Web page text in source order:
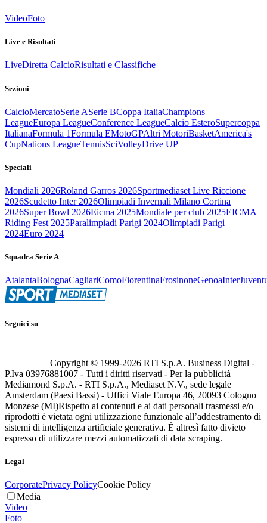
VideoFoto
Live e Risultati
LiveDiretta CalcioRisultati e Classifiche
Sezioni
CalcioMercatoSerie ASerie BCoppa ItaliaChampions
LeagueEuropa LeagueConference LeagueCalcio EsteroSupercoppa
ItalianaFormula 1Formula EMotoGPAltri MotoriBasketAmerica's
CupNations LeagueTennisSciVolleyDrive UP
Speciali
Mondiali 2026Roland Garros 2026Sportmediaset Live Riccione
2026Scudetto Inter 2026Olimpiadi Invernali Milano Cortina
2026Super Bowl 2026Eicma 2025Mondiale per club 2025EICMA
Riding Fest 2025Paralimpiadi Parigi 2024Olimpiadi Parigi
2024Euro 2024
Squadra Serie A
AtalantaBolognaCagliariComoFiorentinaFrosinoneGenoaInter
Seguici su
Copyright © 1999-2026 RTI S.p.A. Business Digital -
P.Iva 03976881007 - Tutti i diritti riservati - Per la pubblicità
Mediamond S.p.A. - RTI S.p.A., Mediaset N.V., sede legale
Amsterdam (Paesi Bassi) - Uffici Viale Europa 46, 20093 Cologno
Monzese (MI)Rispetto ai contenuti e ai dati personali trasmessi e/o
riprodotti è vietata ogni utilizzazione funzionale all’addestramento di
sistemi di intelligenza artificiale generativa. È altresì fatto divieto
espresso di utilizzare mezzi automatizzati di data scraping.
Legal
CorporatePrivacy PolicyCookie Policy
Media
Video
Foto